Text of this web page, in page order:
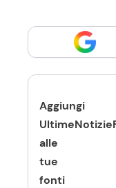
Aggiungi
alle
tue
fonti